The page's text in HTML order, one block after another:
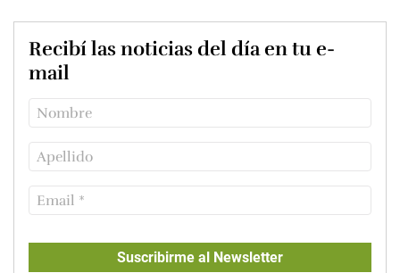
Recibí las noticias del día en tu e-
mail
Suscribirme al Newsletter